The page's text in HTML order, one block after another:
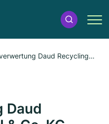
Daud Recycling
Daud